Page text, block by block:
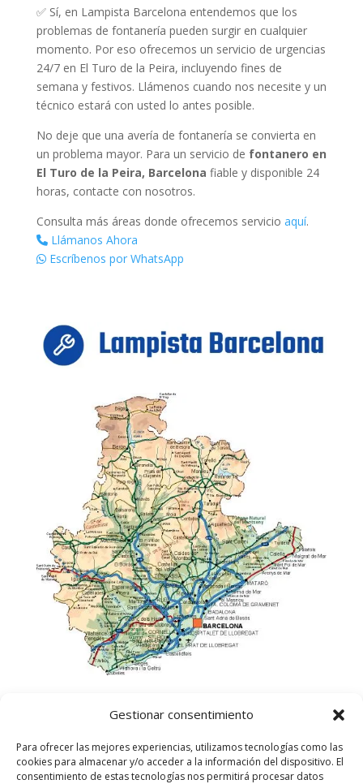
Gestionar consentimiento
Para ofrecer las mejores experiencias, utilizamos tecnologías como las
cookies para almacenar y/o acceder a la información del dispositivo. El
consentimiento de estas tecnologías nos permitirá procesar datos
✅ Sí, en Lampista Barcelona entendemos que los
problemas de fontanería pueden surgir en cualquier
momento. Por eso ofrecemos un servicio de urgencias
24/7 en El Turo de la Peira, incluyendo fines de
semana y festivos. Llámenos cuando nos necesite y un
técnico estará con usted lo antes posible.
No deje que una avería de fontanería se convierta en
un problema mayor. Para un servicio de fontanero en
El Turo de la Peira, Barcelona fiable y disponible 24
horas, contacte con nosotros.
Consulta más áreas donde ofrecemos servicio aquí.
Llámanos Ahora
Escríbenos por WhatsApp